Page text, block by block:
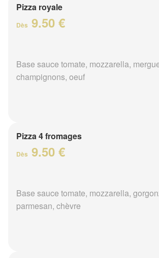
Pizza royale
Dès 9.50 €
Base sauce tomate, mozzarella,
champignons, oeuf
Pizza 4 fromages
Dès 9.50 €
Base sauce tomate, mozzarella,
parmesan, chèvre